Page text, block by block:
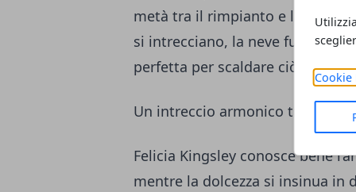
Cookie
metà tra il rimpianto e la timida
si intrecciano, la neve fuori
perfetta per scaldare ciò che
Un intreccio armonico tra ironia
Felicia Kingsley conosce bene
mentre la dolcezza si insinua in